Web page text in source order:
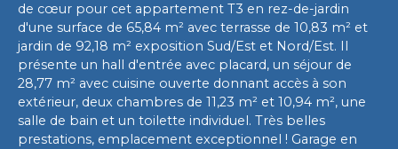
de cœur pour cet appartement T3 en rez-de-jardin
d'une surface de 65,84 m² avec terrasse de 10,83 m² et
jardin de 92,18 m² exposition Sud/Est et Nord/Est. Il
présente un hall d'entrée avec placard, un séjour de
28,77 m² avec cuisine ouverte donnant accès à son
extérieur, deux chambres de 11,23 m² et 10,94 m², une
salle de bain et un toilette individuel. Très belles
prestations, emplacement exceptionnel ! Garage en